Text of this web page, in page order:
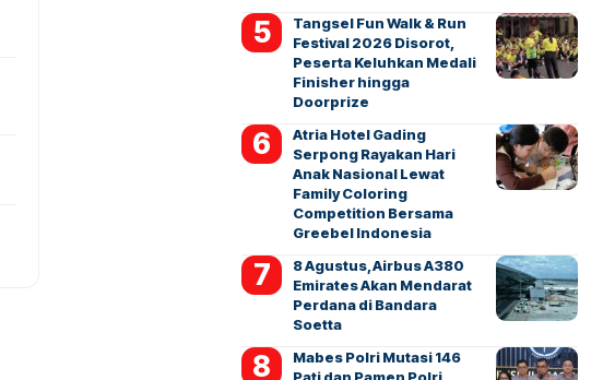
Tangsel Fun Walk & Run
Festival 2026 Disorot,
Peserta Keluhkan Medali
Finisher hingga
Doorprize
Atria Hotel Gading
Serpong Rayakan Hari
Anak Nasional Lewat
Family Coloring
Competition Bersama
Greebel Indonesia
8 Agustus, Airbus A380
Emirates Akan Mendarat
Perdana di Bandara
Soetta
Mabes Polri Mutasi 146
Pati dan Pamen Polri,